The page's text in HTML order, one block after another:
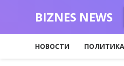
BIZNES NEWS
НОВОСТИ ПОЛИТИКА